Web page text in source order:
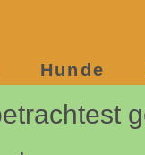
Hunde